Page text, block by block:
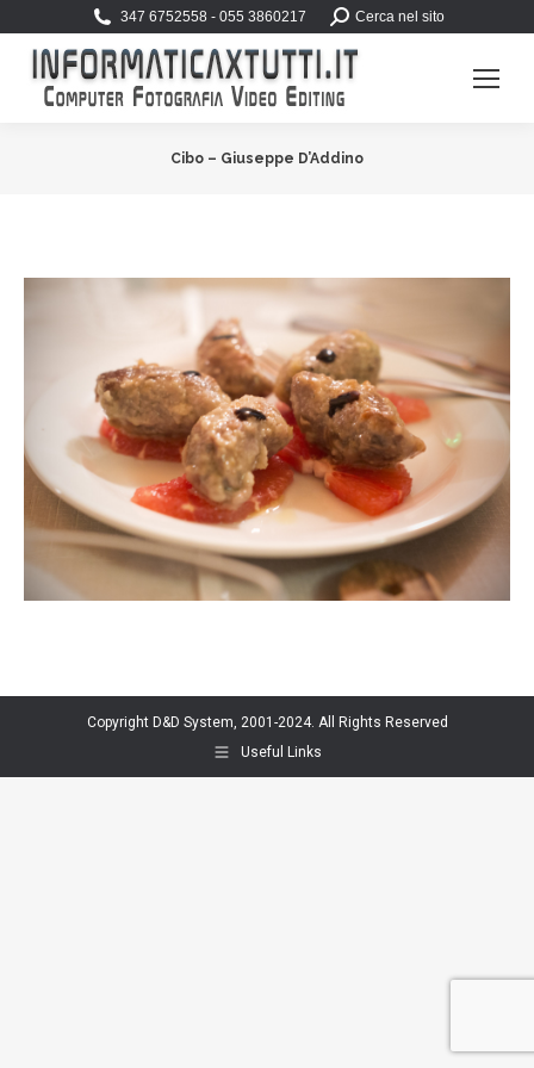
347 6752558 - 055 3860217 Search:Cerca nel sito
Cibo – Giuseppe D’Addino
Copyright D&D System, 2001-2024. All Rights Reserved
Useful Links